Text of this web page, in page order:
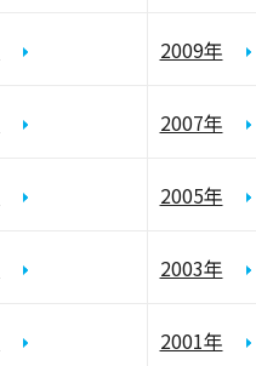
2009年
2007年
2005年
2003年
2001年